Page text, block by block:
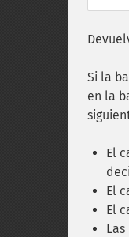
Si la
en la
El
El
El